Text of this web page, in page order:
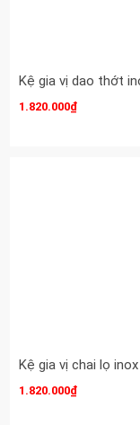
1.820.000₫
1.820.000₫